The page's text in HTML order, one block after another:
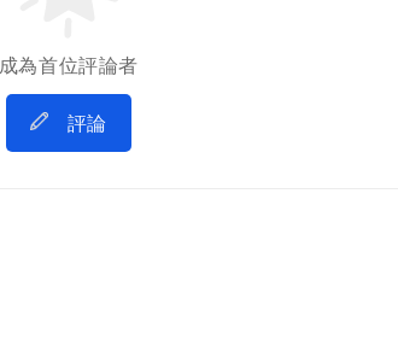
成為首位評論者
評論